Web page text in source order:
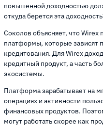
повышенной доходностью
откуда берется эта
Соколов объясняет, что Wirex
платформы, которые зависят
кредитования. Для Wirex
кредитный продукт, а часть
экосистемы.
Платформа зарабатывает на
операциях и активности
финансовых продуктов.
могут работать скорее как